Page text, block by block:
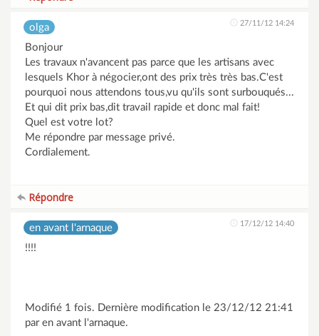
olga 27/11/12 14:24
Bonjour
Les travaux n'avancent pas parce que les artisans avec
lesquels Khor à négocier,ont des prix très très bas.C'est
pourquoi nous attendons tous,vu qu'ils sont surbouqués...
Et qui dit prix bas,dit travail rapide et donc mal fait!
Quel est votre lot?
Me répondre par message privé.
Cordialement.
Répondre
en avant l'arnaque 17/12/12 14:40
!!!!
Modifié 1 fois. Dernière modification le 23/12/12 21:41
par en avant l'arnaque.